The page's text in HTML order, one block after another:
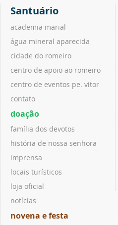
Santuário
academia marial
água mineral aparecida
cidade do romeiro
centro de apoio ao romeiro
centro de eventos pe. vitor
contato
doação
família dos devotos
história de nossa senhora
imprensa
locais turísticos
loja oficial
notícias
novena e festa